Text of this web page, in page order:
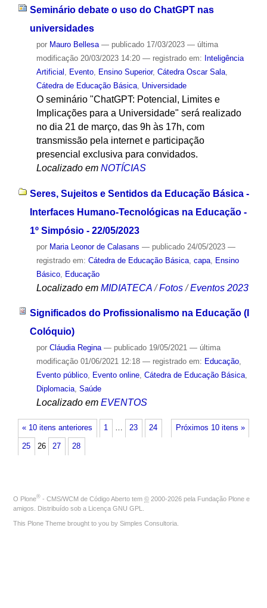
Seminário debate o uso do ChatGPT nas
universidades
por Mauro Bellesa — publicado17/03/2023 — última
modificação20/03/2023 14:20 — registrado em: Inteligência
Artificial
Evento, Ensino Superior, Cátedra Oscar Sala,
Cátedra de Educação Básica, Universidade
O seminário "ChatGPT: Potencial, Limites e
Implicações para a Universidade" será realizado
no dia 21 de março, das 9h às 17h, com
transmissão pela internet e participação
presencial exclusiva para convidados.
Localizado em NOTÍCIAS
Seres, Sujeitos e Sentidos da Educação Básica -
Interfaces Humano-Tecnológicas na Educação -
1º Simpósio - 22/05/2023
por Maria Leonor de Calasans — publicado24/05/2023 —
registrado em: Cátedra de Educação Básica, capa, Ensino
Básico, Educação
Localizado em MIDIATECA /Fotos /Eventos 2023
Significados do Profissionalismo na Educação (I
Colóquio)
por Cláudia Regina — publicado19/05/2021 — última
modificação01/06/2021 12:18 — registrado em: Educação,
Evento público, Evento online, Cátedra de Educação Básica,
Diplomacia, Saúde
Localizado em EVENTOS
« 10 itens anteriores Próximos 10 itens »
1 … 23 24
25 26 27 28
O Plone® - CMS/WCM de Código Aberto tem © 2000-2026 pela Fundação Plone e
amigos. Distribuído sob a Licença GNU GPL
This Plone Theme brought to you by Simples Consultoria